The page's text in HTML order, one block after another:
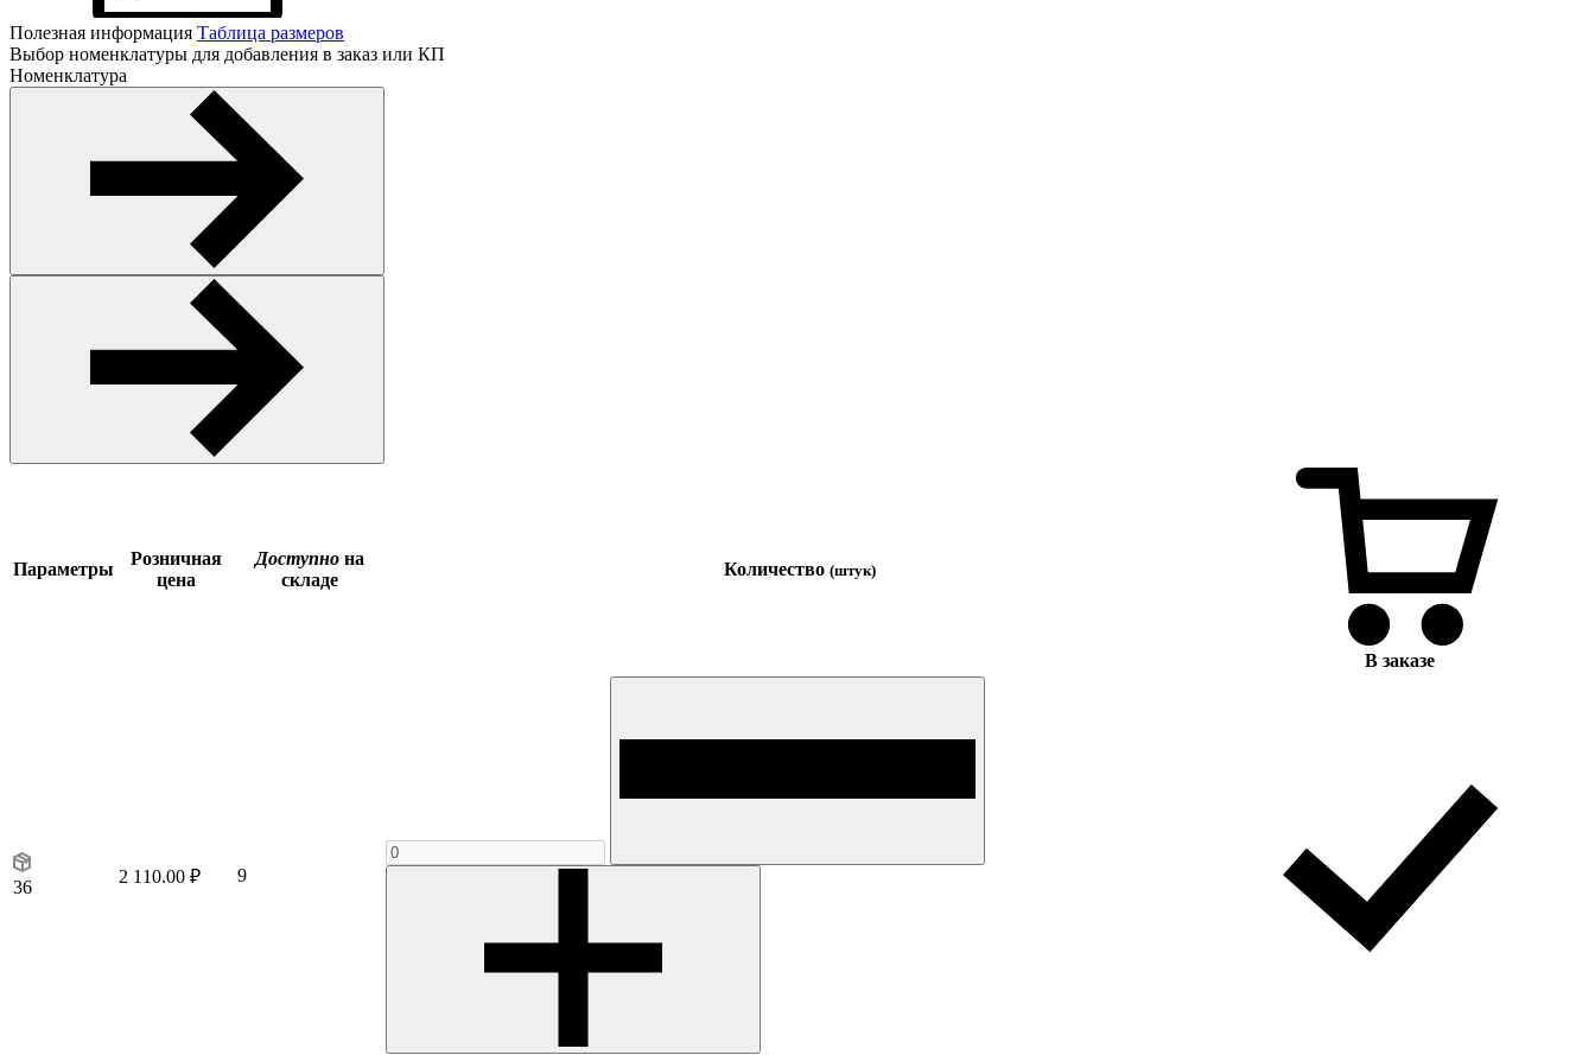
Полезная информация Таблица размеров
Выбор номенклатуры для добавления в заказ или КП
Номенклатура
Параметры
Розничная
цена
Доступно на
складе
Количество (штук)
В заказе
36
2 110.00 ₽ 9